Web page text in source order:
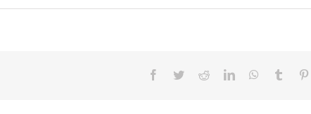
Facebook
TwitterRedditLinkedInWhatsApp
Tumblr